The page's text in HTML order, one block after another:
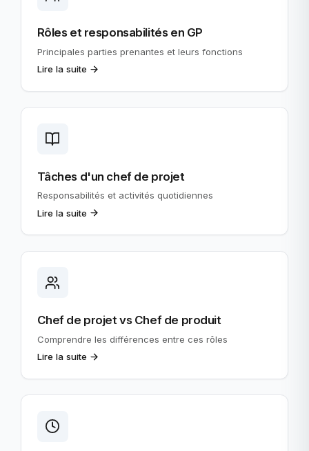
Rôles et responsabilités en GP
Principales parties prenantes et leurs fonctions
Lire la suite
Tâches d'un chef de projet
Responsabilités et activités quotidiennes
Lire la suite
Chef de projet vs Chef de produit
Comprendre les différences entre ces rôles
Lire la suite